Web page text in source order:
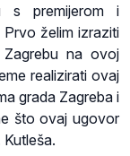
s premijerom i
Prvo želim izraziti
na ovoj
realizirati ovaj
grada Zagreba i
što ovaj ugovor